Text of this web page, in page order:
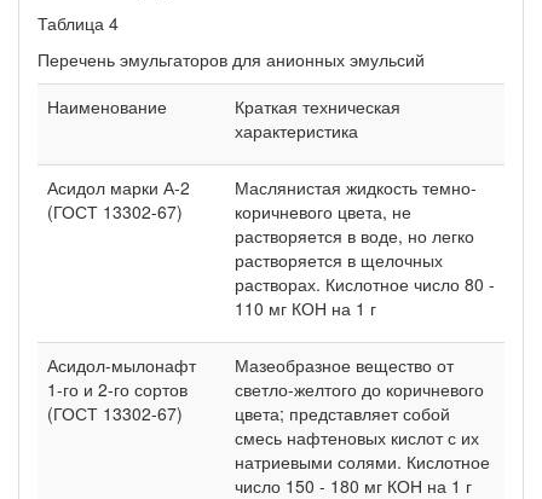
Таблица 4
Перечень эмульгаторов для анионных эмульсий
Наименование
Краткая техническая
характеристика
Асидол марки А-2
(ГОСТ 13302-67)
Маслянистая жидкость темно-
коричневого цвета, не
растворяется в воде, но легко
растворяется в щелочных
растворах. Кислотное число 80 -
110 мг КОН на 1 г
Асидол-мылонафт
1-го и 2-го сортов
(ГОСТ 13302-67)
Мазеобразное вещество от
светло-желтого до коричневого
цвета; представляет собой
смесь нафтеновых кислот с их
натриевыми солями. Кислотное
число 150 - 180 мг КОН на 1 г